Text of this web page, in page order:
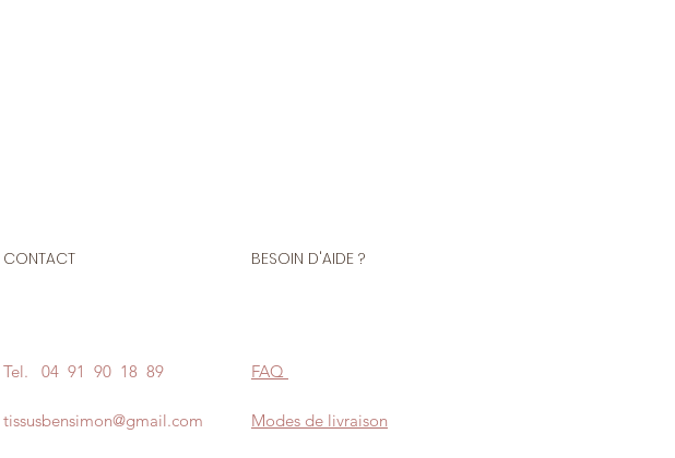
CONTACT BESOIN D'AIDE ?
Tel. 04 91 90 18 89
tissusbensimon@gmail.com
FAQ
Modes de livraison